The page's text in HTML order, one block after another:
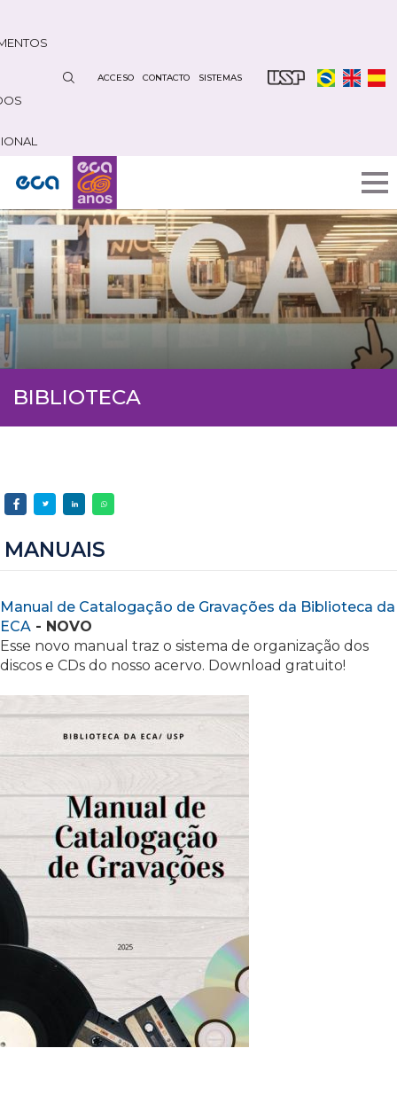
contenido
ACCESO CONTACTO SISTEMAS
BIBLIOTECA
MANUAIS
Manual de Catalogação de Gravações da Biblioteca da
ECA - NOVO
Esse novo manual traz o sistema de organização dos
discos e CDs do nosso acervo. Download gratuito!